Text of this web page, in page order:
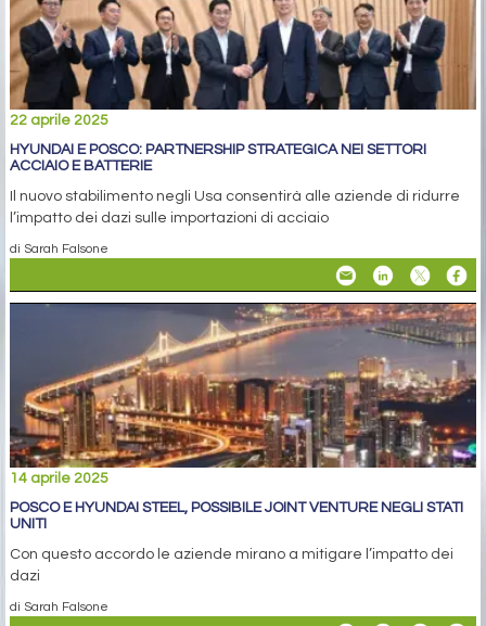
22 aprile 2025
HYUNDAI E POSCO: PARTNERSHIP STRATEGICA NEI SETTORI
ACCIAIO E BATTERIE
Il nuovo stabilimento negli Usa consentirà alle aziende di ridurre
l’impatto dei dazi sulle importazioni di acciaio
di Sarah Falsone
14 aprile 2025
POSCO E HYUNDAI STEEL, POSSIBILE JOINT VENTURE NEGLI STATI
UNITI
Con questo accordo le aziende mirano a mitigare l’impatto dei
dazi
di Sarah Falsone